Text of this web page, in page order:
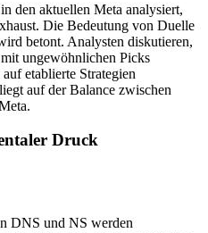
den aktuellen Meta analysiert,
Die Bedeutung von Duelle
betont. Analysten diskutieren,
ungewöhnlichen Picks
etablierte Strategien
auf der Balance zwischen
Druck
DNS und NS werden